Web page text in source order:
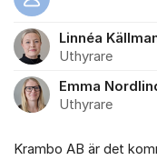
Linnéa
Uthyrare
Emma
Uthyrare
Krambo AB är det